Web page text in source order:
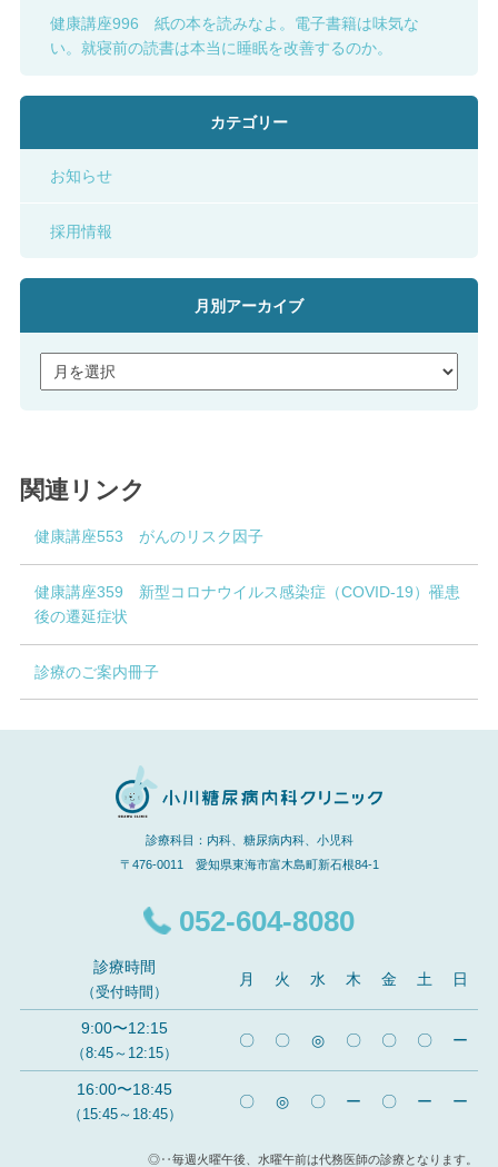
健康講座996 紙の本を読みなよ。電子書籍は味気な
い。就寝前の読書は本当に睡眠を改善するのか。
カテゴリー
お知らせ
採用情報
月別アーカイブ
関連リンク
健康講座553 がんのリスク因子
健康講座359 新型コロナウイルス感染症（COVID-19）罹患
後の遷延症状
診療のご案内冊子
診療科目：内科、糖尿病内科、小児科
〒476-0011 愛知県東海市富木島町新石根84-1
052-604-8080
診療時間
（受付時間）
月 火 水 木 金 土 日
9:00〜12:15
（8:45～12:15）
〇 〇 ◎ 〇 〇 〇 ー
16:00〜18:45
（15:45～18:45）
〇 ◎ 〇 ー 〇 ー ー
◎‥毎週火曜午後、水曜午前は代務医師の診療となります。